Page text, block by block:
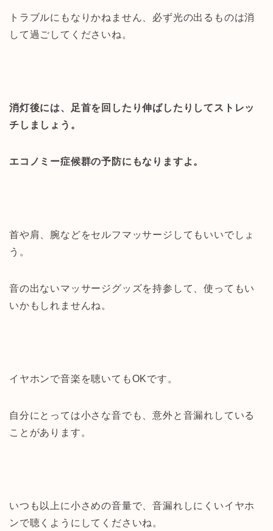
トラブルにもなりかねません、必ず光の出るものは消
して過ごしてくださいね。
消灯後には、足首を回したり伸ばしたりしてストレッ
チしましょう。
エコノミー症候群の予防にもなりますよ。
首や肩、腕などをセルフマッサージしてもいいでしょ
う。
音の出ないマッサージグッズを持参して、使ってもい
いかもしれませんね。
イヤホンで音楽を聴いてもOKです。
自分にとっては小さな音でも、意外と音漏れしている
ことがあります。
いつも以上に小さめの音量で、音漏れしにくいイヤホ
ンで聴くようにしてくださいね。